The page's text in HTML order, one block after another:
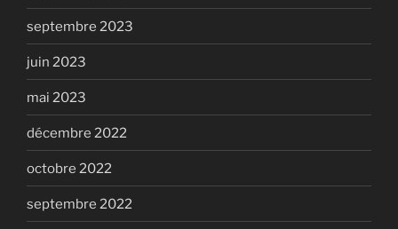
septembre 2023
juin 2023
mai 2023
décembre 2022
octobre 2022
septembre 2022